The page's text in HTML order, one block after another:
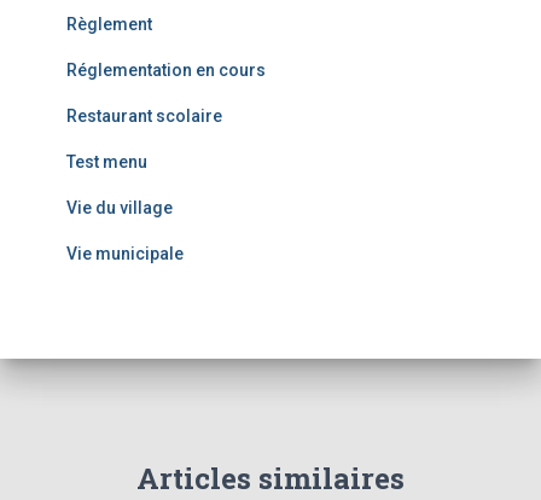
Règlement
Réglementation en cours
Restaurant scolaire
Test menu
Vie du village
Vie municipale
Articles similaires